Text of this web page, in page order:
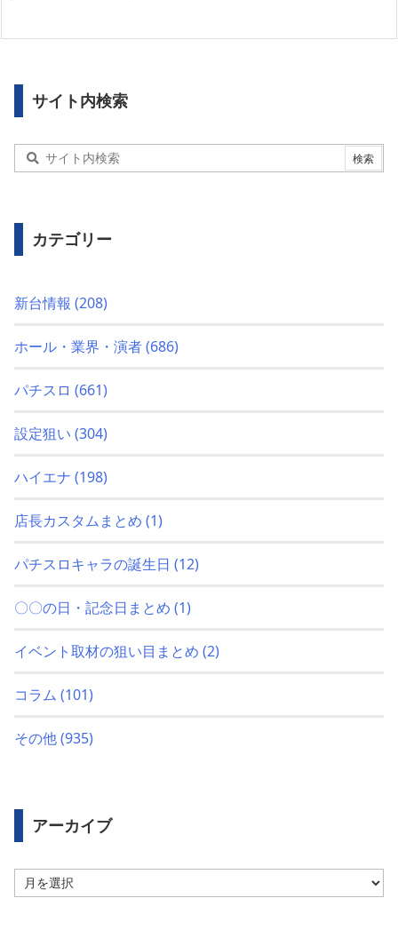
サイト内検索
カテゴリー
新台情報 (208)
ホール・業界・演者(686)
パチスロ (661)
設定狙い (304)
ハイエナ (198)
店長カスタムまとめ (1)
パチスロキャラの誕生日 (12)
〇〇の日・記念日まとめ (1)
イベント取材の狙い目まとめ (2)
コラム (101)
その他(935)
アーカイブ
ー